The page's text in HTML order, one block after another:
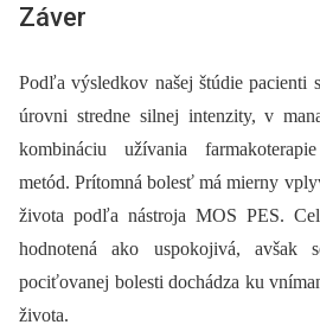
Záver
Podľa výsledkov našej štúdie
úrovni stredne silnej intenzity, v
kombináciu užívania
metód. Prítomná bolesť má mierny
života podľa nástroja MOS PES.
hodnotená ako uspokojivá, avšak
pociťovanej bolesti dochádza ku
života.